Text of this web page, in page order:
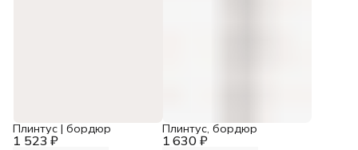
1 523 ₽
Плинтус | бордюр
1 630 ₽
Плинтус, бордюр